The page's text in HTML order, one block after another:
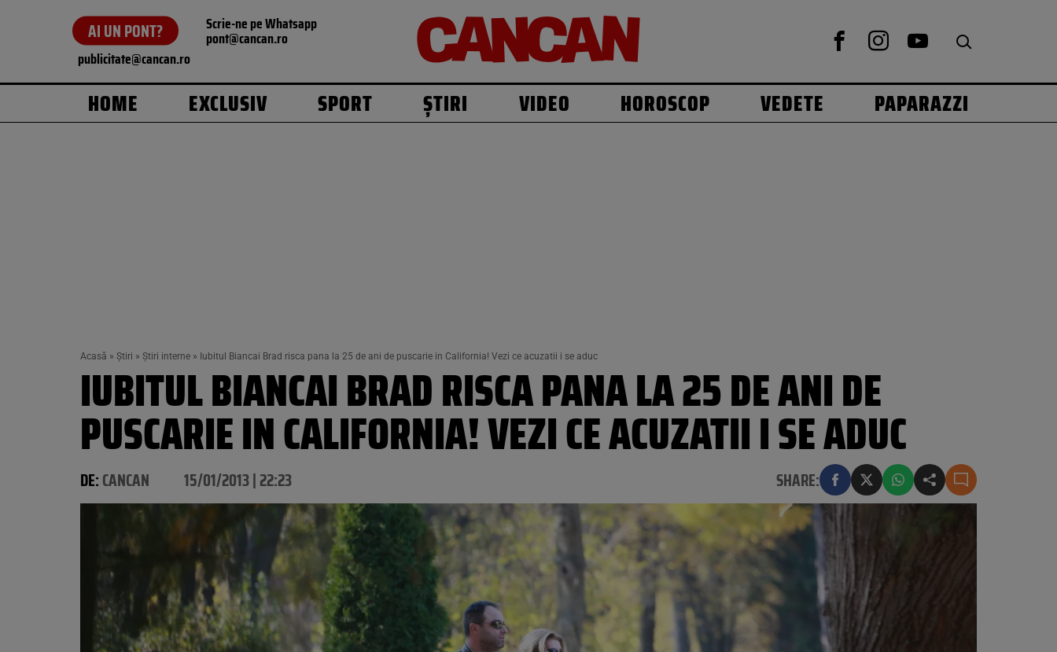
AI UN PONT? Scrie-ne pe Whatsapp
pont@cancan.ro
publicitate@cancan.ro
HOME EXCLUSIV SPORT ȘTIRI VIDEO HOROSCOP VEDETE PAPARAZZI
Acasă » Știri » Știri interne » Iubitul Biancai Brad risca pana la 25 de ani de puscarie in California! Vezi ce acuzatii i se aduc
IUBITUL BIANCAI BRAD RISCA PANA LA 25 DE ANI DE
PUSCARIE IN CALIFORNIA! VEZI CE ACUZATII I SE ADUC
DE:CANCAN 15/01/2013 | 22:23 SHARE: